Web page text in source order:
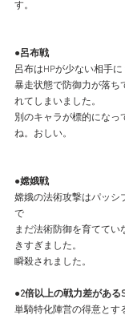
す。
●呂布戦
呂布はHPが少ない相手
暴走状態で防御力が落ち
れてしまいました。
別のキャラが標的になっ
ね。おしい。
●嫦娥戦
嫦娥の法術攻撃はパッシ
で
まだ法術防御を育てて
きすぎました。
瞬殺されました。
●2倍以上の戦力差がある
単騎特化陣営の得意とす